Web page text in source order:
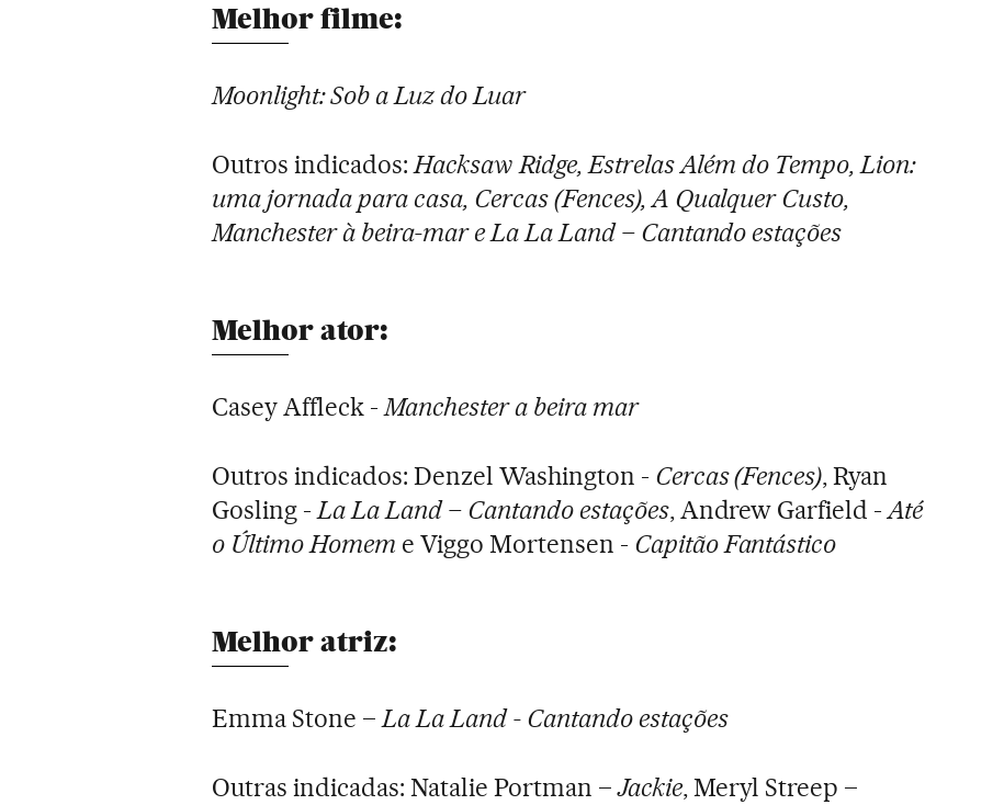
Melhor filme:
Moonlight:Sob a Luz do Luar
Outros indicados:Hacksaw Ridge, Estrelas Além do Tempo, Lion:
uma jornada para casa, Cercas (Fences), A Qualquer Custo,
Manchester à beira-mar eLa La Land – Cantando estações
Melhor ator:
Casey Affleck -Manchester a beira mar
Outros indicados: Denzel Washington - Cercas (Fences), Ryan
Gosling -La La Land – Cantando estações, Andrew Garfield -Até
o Último Homem e Viggo Mortensen - Capitão Fantástico
Melhor atriz:
Emma Stone –La La Land - Cantando estações
Outras indicadas: Natalie Portman –Jackie, Meryl Streep –